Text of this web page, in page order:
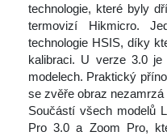
technologie, které byly
termovizí Hikmicro.
technologie HSIS, díky
kalibraci. U verze 3.0
modelech. Praktický
e zvěře obraz nezamrzá
Součástí všech modelů
Pro 3.0 a Zoom Pro,